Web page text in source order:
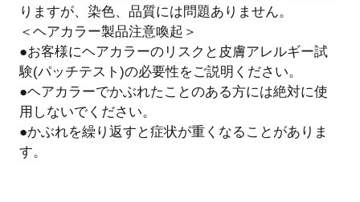
りますが、染色、品質には問題ありません。
＜ヘアカラー製品注意喚起＞
●お客様にヘアカラーのリスクと皮膚アレルギー試
験(パッチテスト)の必要性をご説明ください。
●ヘアカラーでかぶれたことのある方には絶対に使
用しないでください。
●かぶれを繰り返すと症状が重くなることがありま
す。